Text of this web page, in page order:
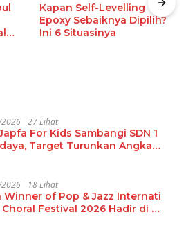
Kapan Self-Levelling
Epoxy Sebaiknya Dipilih?
Ini 6 Situasinya
27 Lihat
For Kids Sambangi SDN 1
Target Turunkan Angka
18 Lihat
Winner of Pop & Jazz Internati
Festival 2026 Hadir di La